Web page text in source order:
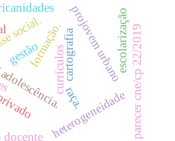
currículosprojovem urbano
.
raça.
gestão escolarização
heterogeneidade
formação. parecer cne/cp 22/2019
cartografia
docente